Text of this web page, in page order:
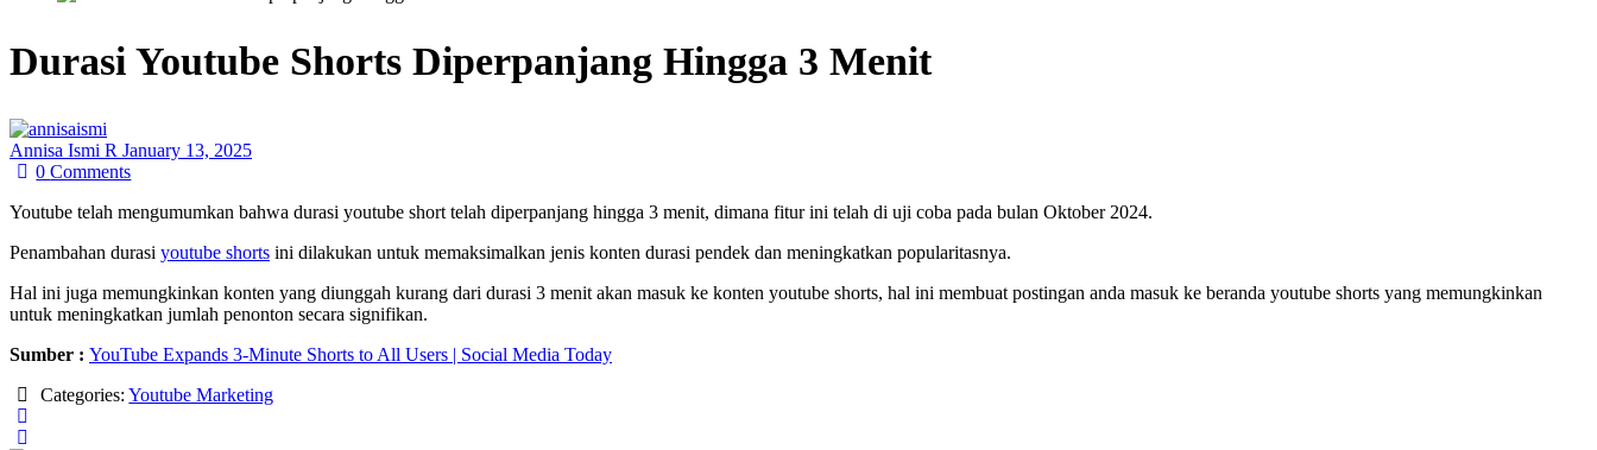
Durasi Youtube Shorts Diperpanjang Hingga 3 Menit
Annisa Ismi R January 13, 2025
0Comments
Youtube telah mengumumkan bahwa durasi youtube short telah diperpanjang hingga 3 menit, dimana fitur ini telah di uji coba pada bulan Oktober 2024.
Penambahan durasi youtube shorts ini dilakukan untuk memaksimalkan jenis konten durasi pendek dan meningkatkan popularitasnya.
Hal ini juga memungkinkan konten yang diunggah kurang dari durasi 3 menit akan masuk ke konten youtube shorts, hal ini membuat postingan anda masuk ke beranda youtube shorts yang memungkinkan
untuk meningkatkan jumlah penonton secara signifikan.
Sumber : YouTube Expands 3-Minute Shorts to All Users | Social Media Today
Categories:Youtube Marketing